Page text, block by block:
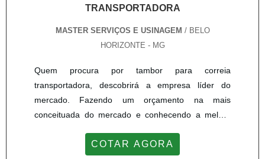
recuperação cilindro hidráulico, deve-se descartar
com ótima qualidade e excelente custo-benefício,
detalhes que passam despercebidos e podem gerar
e Usinagem o objetivo é disponibilizar a tecnologia e
desenvolvimento no que gera resultado e qualidade
para os clientes. Além de contar com um time de
áreas de atuação.A EMPRESA ESPECIALISTA DO
TRANSPORTADORA
MASTER SERVIÇOS E USINAGEM / BELO
HORIZONTE - MG
Quem procura por tambor para correia
transportadora, descobrirá a empresa líder do
mercado. Fazendo um orçamento na mais
conceituada do mercado e conhecendo a melhor
TAMBOR PARA CORREIA
COTAR AGORA